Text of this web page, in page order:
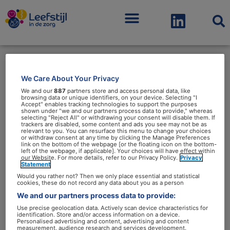
Menu
cardiologie
‘Als de dokter het niet over
‘Als
de
dokter
het
niet
over
We Care About Your Privacy
We and our887 partners store and access personal data, like
browsing data or unique identifiers, on your device. Selecting "I
Accept" enables tracking technologies to support the purposes
shown under "we and our partners process data to provide," whereas
selecting "Reject All" or withdrawing your consent will disable them. If
trackers are disabled, some content and ads you see may not be as
relevant to you. You can resurface this menu to change your choices
or withdraw consent at any time by clicking the Manage Preferences
link on the bottom of the webpage [or the floating icon on the bottom-
left of the webpage, if applicable]. Your choices will have effect within
our Website. For more details, refer to our Privacy Policy. Privacy
Statement
Would you rather not? Then we only place essential and statistical
cookies, these do not record any data about you as a person
We and our partners process data to provide:
Use precise geolocation data. Actively scan device characteristics for
identification. Store and/or access information on a device.
Personalised advertising and content, advertising and content
measurement, audience research and services development.